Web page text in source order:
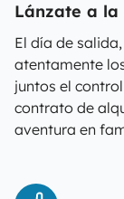
Lánzate a
El día de
atentamente
juntos el
contrato de
aventura en